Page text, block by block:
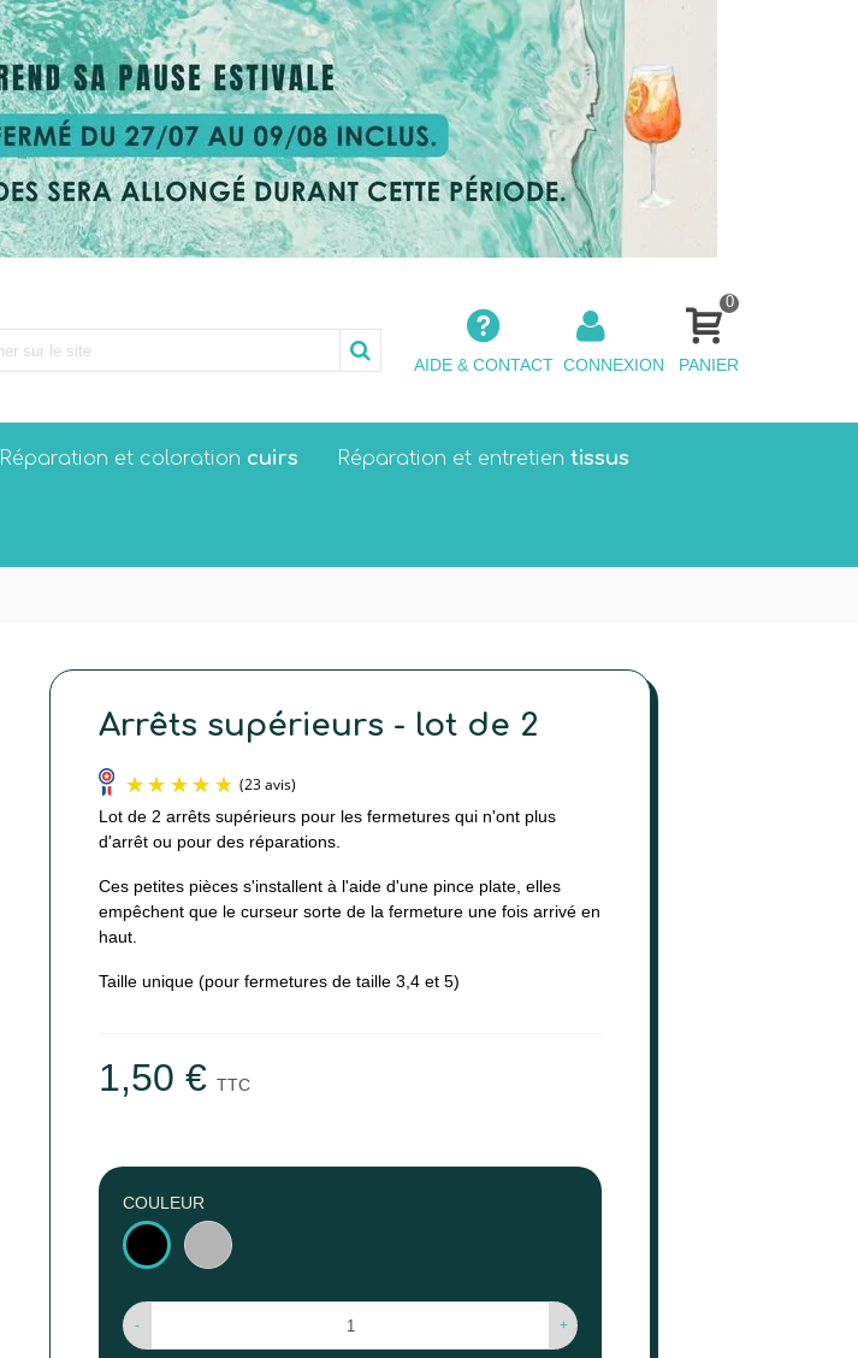
AIDE & CONTACT CONNEXION
0
PANIER
Réparation et coloration cuirs Réparation et entretien tissus
Arrêts supérieurs - lot de 2
(23 avis)
Lot de 2 arrêts supérieurs pour les fermetures qui n'ont plus
d'arrêt ou pour des réparations.
Ces petites pièces s'installent à l'aide d'une pince plate, elles
empêchent que le curseur sorte de la fermeture une fois arrivé en
haut.
Taille unique (pour fermetures de taille 3,4 et 5)
1,50 € TTC
COULEUR
Noir
Argent
- +